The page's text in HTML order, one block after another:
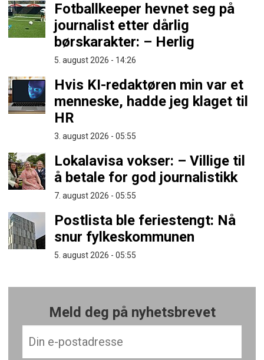
Fotballkeeper hevnet seg på
journalist etter dårlig
børskarakter: – Herlig
5. august 2026 - 14:26
Hvis KI-redaktøren min var et
menneske, hadde jeg klaget til
HR
3. august 2026 - 05:55
Lokalavisa vokser: – Villige til
å betale for god journalistikk
7. august 2026 - 05:55
Postlista ble feriestengt: Nå
snur fylkeskommunen
5. august 2026 - 05:55
Meld deg på nyhetsbrevet